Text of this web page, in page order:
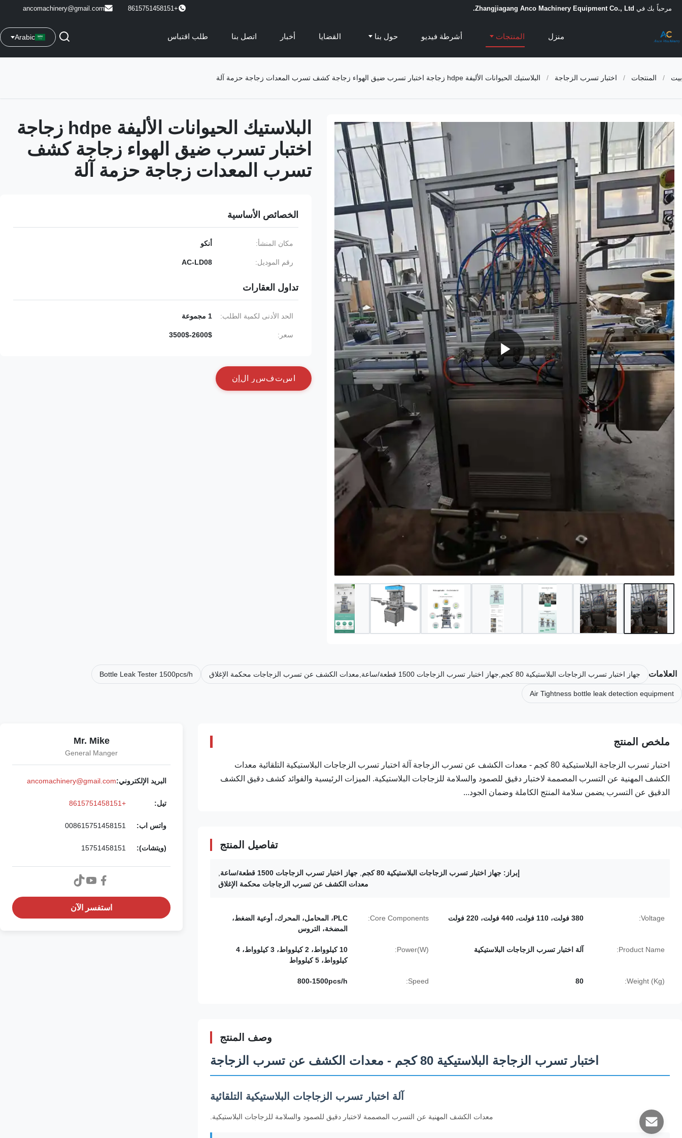
مرحباً بك في Zhangjiagang Anco Machinery Equipment Co., Ltd.
+8615751458151
ancomachinery@gmail.com
منزل المنتجات أشرطة فيديو حول بنا القضايا أخبار اتصل بنا طلب اقتباس Arabic
بيت / المنتجات / اختبار تسرب الزجاجة / البلاستيك الحيوانات الأليفة hdpe زجاجة اختبار تسرب ضيق الهواء زجاجة كشف تسرب المعدات زجاجة حزمة آلة
البلاستيك الحيوانات الأليفة hdpe زجاجة
اختبار تسرب ضيق الهواء زجاجة كشف
تسرب المعدات زجاجة حزمة آلة
الخصائص الأساسية
مكان المنشأ: أنكو
رقم الموديل: AC-LD08
تداول العقارات
الحد الأدنى لكمية الطلب: 1 مجموعة
سعر: 2600$-3500$
ستفسر ل ن
العلامات جهاز اختبار تسرب الزجاجات البلاستيكية 80 كجم,جهاز اختبار تسرب الزجاجات 1500 قطعة/ساعة,معدات الكشف عن تسرب الزجاجات محكمة الإغلاق Bottle Leak Tester 1500pcs/h
Air Tightness bottle leak detection equipment
ملخص المنتج
اختبار تسرب الزجاجة البلاستيكية 80 كجم - معدات الكشف عن تسرب الزجاجة آلة اختبار تسرب الزجاجات البلاستيكية التلقائية معدات
الكشف المهنية عن التسرب المصممة لاختبار دقيق للصمود والسلامة للزجاجات البلاستيكية. الميزات الرئيسية والفوائد كشف دقيق الكشف
الدقيق عن التسرب يضمن سلامة المنتج الكاملة وضمان الجود...
تفاصيل المنتج
إبراز: جهاز اختبار تسرب الزجاجات البلاستيكية 80 كجم , جهاز اختبار تسرب الزجاجات 1500 قطعة/ساعة
,
معدات الكشف عن تسرب الزجاجات محكمة الإغلاق
Voltage: 380 فولت، 110 فولت، 440 فولت، 220 فولت Core Components:
PLC، المحامل، المحرك، أوعية الضغط،
المضخة، التروس
Product Name: آلة اختبار تسرب الزجاجات البلاستيكية Power(W):
10 كيلوواط، 2 كيلوواط، 3 كيلوواط، 4
كيلوواط، 5 كيلوواط
Weight (Kg):
80
Speed:
800-1500pcs/h
وصف المنتج
اختبار تسرب الزجاجة البلاستيكية 80 كجم - معدات الكشف عن تسرب الزجاجة
آلة اختبار تسرب الزجاجات البلاستيكية التلقائية
معدات الكشف المهنية عن التسرب المصممة لاختبار دقيق للصمود والسلامة للزجاجات البلاستيكية.
Mr. Mike
General Manger
البريد الإلكتروني:ancomachinery@gmail.com
تيل: +8615751458151
واتس اب: 008615751458151
(ويتشات): 15751458151
استفسر الآن